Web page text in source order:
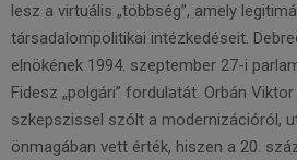
lesz a virtuális „többség”, amely
társadalompolitikai intézkedéseit.
elnökének 1994. szeptember 27-i
Fidesz „polgári” fordulatát. Orbán
szkepszissel szólt a modernizációról,
önmagában vett érték, hiszen a 20.